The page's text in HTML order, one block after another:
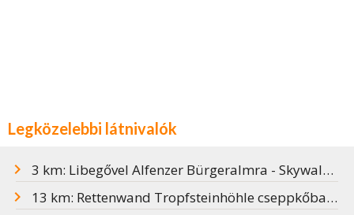
Legközelebbi látnivalók
3 km: Libegővel Alfenzer Bürgeralmra - Skywalk kilátó
13 km: Rettenwand Tropfsteinhöhle cseppkőbarlang